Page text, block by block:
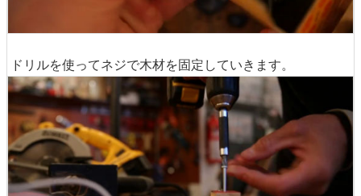
ドリルを使ってネジで木材を固定していきます。